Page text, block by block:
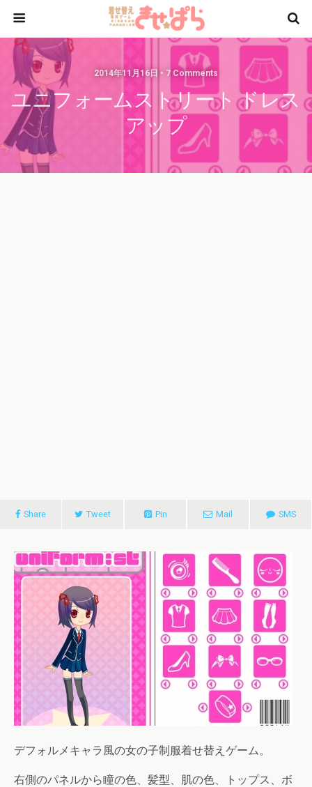
2014年11月16日 • 7 Comments
ユニフォームストリート ドレス
アップ
Share Tweet Pin Mail SMS
デフォルメキャラ風の女の子制服着せ替えゲーム。
右側のパネルから瞳の色、髪型、肌の色、トップス、ボ